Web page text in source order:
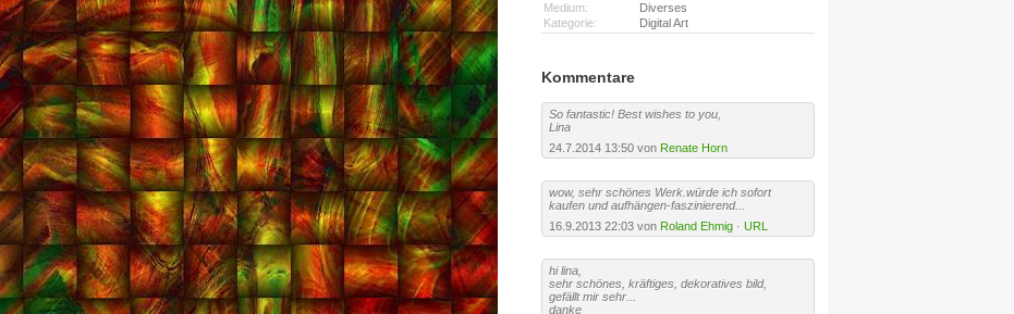
Medium:
Diverses
Kategorie:
Digital Art
Kommentare
So fantastic! Best wishes to you,
Lina
24.7.2014 13:50 von Renate Horn
wow, sehr schönes Werk.würde ich sofort
kaufen und aufhängen-faszinierend...
16.9.2013 22:03 von Roland Ehmig· URL
hi lina,
sehr schönes, kräftiges, dekoratives bild,
gefällt mir sehr...
danke